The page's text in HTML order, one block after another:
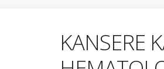
KANSERE